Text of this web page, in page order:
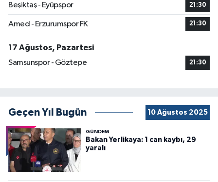
Beşiktaş - Eyüpspor 21:30
Amed - Erzurumspor FK 21:30
17 Ağustos, Pazartesi
Samsunspor - Göztepe
21:30
Geçen Yıl Bugün 10 Ağustos 2025
GÜNDEM
Bakan Yerlikaya: 1 can kaybı, 29
yaralı